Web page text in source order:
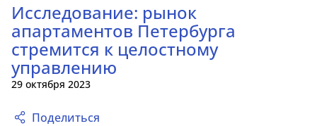
Исследование: рынок
апартаментов Петербурга
стремится к целостному
управлению
29 октября 2023
Поделиться